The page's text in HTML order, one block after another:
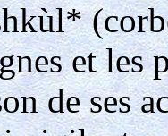
et les
de ses